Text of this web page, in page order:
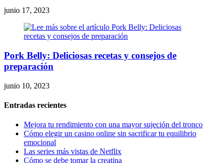
junio 17, 2023
Pork Belly: Deliciosas recetas y consejos de
preparación
junio 10, 2023
Entradas recientes
Mejora tu rendimiento con una mayor sujeción del tronco
Cómo elegir un casino online sin sacrificar tu equilibrio
emocional
Las series más vistas de Netflix
Cómo se debe tomar la creatina